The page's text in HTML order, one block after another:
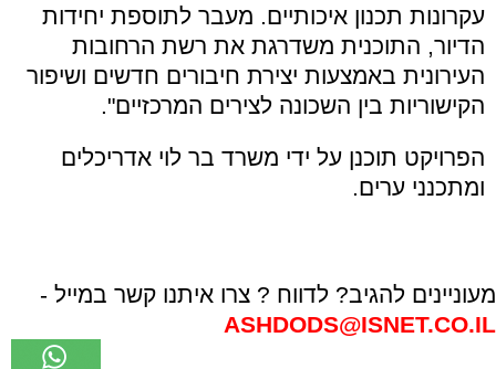
עקרונות תכנון איכותיים. מעבר לתוספת יחידות
הדיור, התוכנית משדרגת את רשת הרחובות
העירונית באמצעות יצירת חיבורים חדשים ושיפור
הקישוריות בין השכונה לצירים המרכזיים".
הפרויקט תוכנן על ידי משרד בר לוי אדריכלים
ומתכנני ערים.
מעוניינים להגיב? לדווח ? צרו איתנו קשר במייל -
ASHDODS@ISNET.CO.IL